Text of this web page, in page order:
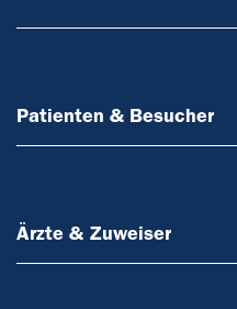
Patienten & Besucher
Ärzte & Zuweiser